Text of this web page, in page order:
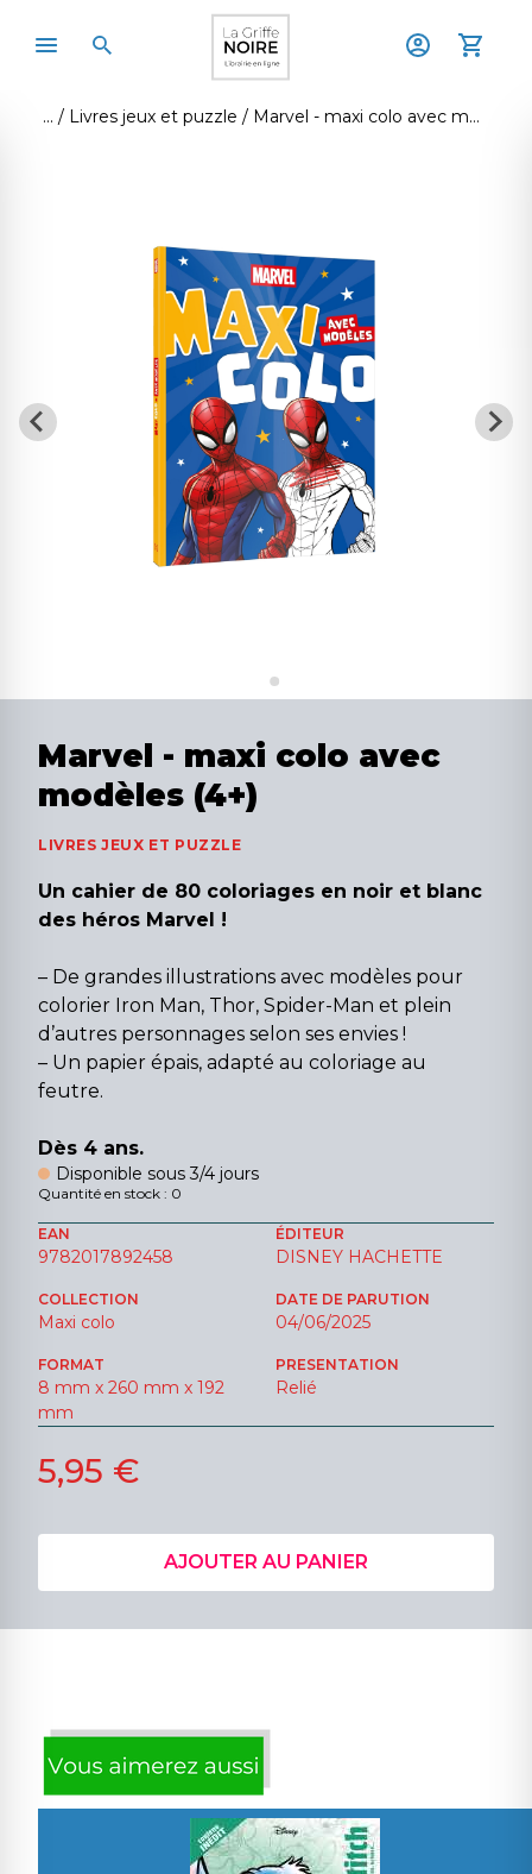
Livres jeux et puzzle Marvel - maxi colo avec modèles (4+)
Marvel - maxi colo avec
modèles (4+)
LIVRES JEUX ET PUZZLE
Un cahier de 80 coloriages en noir et blanc
des héros Marvel !
– De grandes illustrations avec modèles pour
colorier Iron Man, Thor, Spider-Man et plein
d’autres personnages selon ses envies !
– Un papier épais, adapté au coloriage au
feutre.
Dès 4 ans.
Disponible sous 3/4 jours
Quantité en stock : 0
EAN
9782017892458
ÉDITEUR
DISNEY HACHETTE
COLLECTION
Maxi colo
DATE DE PARUTION
04/06/2025
FORMAT
8 mm x 260 mm x 192
mm
PRESENTATION
Relié
5,95 €
AJOUTER AU PANIER